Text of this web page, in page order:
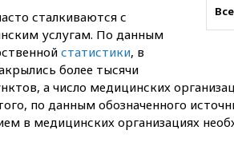
6,8
сталкиваются с
услугам. По данным
статистики, в
более тысячи
а число медицинских
по данным обозначенного
в медицинских организациях